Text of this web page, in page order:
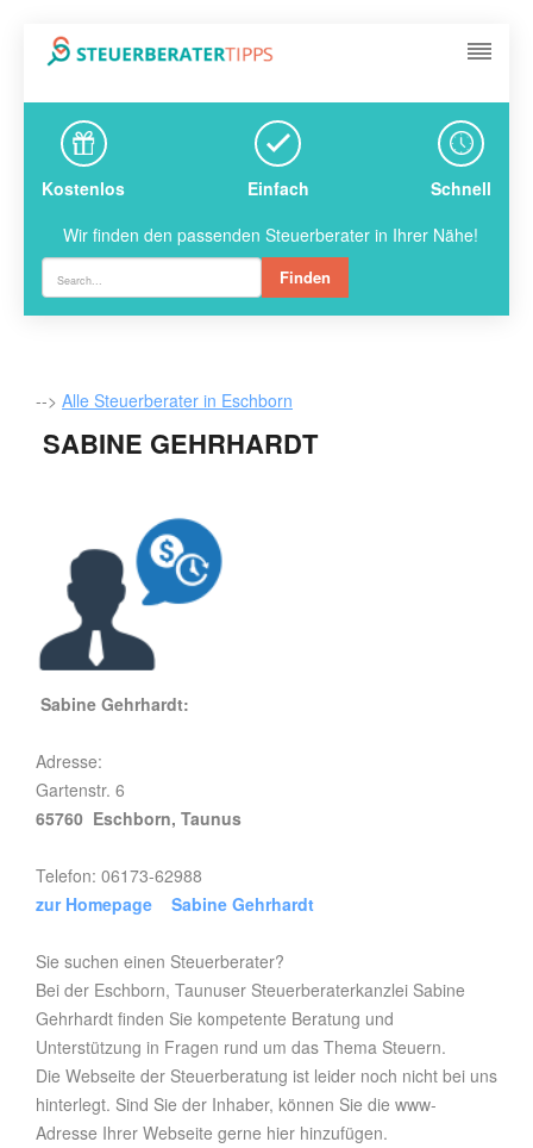
Kostenlos Einfach
Schnell
Wir finden den passenden Steuerberater in Ihrer Nähe!
Finden
--> Alle Steuerberater in Eschborn
SABINE GEHRHARDT
Sabine Gehrhardt:
Adresse:
Gartenstr. 6
65760 Eschborn, Taunus
Telefon: 06173-62988
zur Homepage Sabine Gehrhardt
Sie suchen einen Steuerberater?
Bei der Eschborn, Taunuser Steuerberaterkanzlei Sabine
Gehrhardt finden Sie kompetente Beratung und
Unterstützung in Fragen rund um das Thema Steuern.
Die Webseite der Steuerberatung ist leider noch nicht bei uns
hinterlegt. Sind Sie der Inhaber, können Sie die www-
Adresse Ihrer Webseite gerne hier hinzufügen.